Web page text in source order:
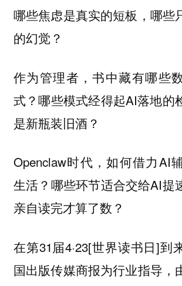
哪些焦虑是真实的短板，哪些
的幻觉？
作为管理者，书中藏有哪些
式？哪些模式经得起AI落地的
是新瓶装旧酒？
Openclaw时代，如何借力AI
生活？哪些环节适合交给AI提
亲自读完才算了数？
在第31届4·23[世界读书日]到
国出版传媒商报为行业指导，